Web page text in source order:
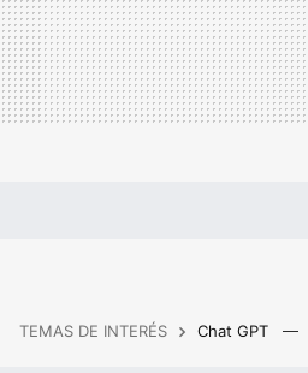
TEMAS DE INTERÉS Chat GPT